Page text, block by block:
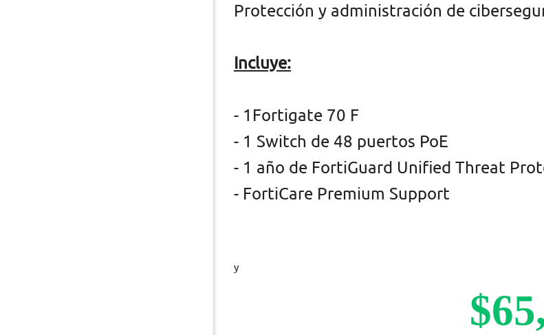
Protección y administración de
Incluye:
- 1Fortigate 70 F
- 1 Switch de 48 puertos PoE
- 1 año de FortiGuard Unified Threat
- FortiCare Premium Support
y